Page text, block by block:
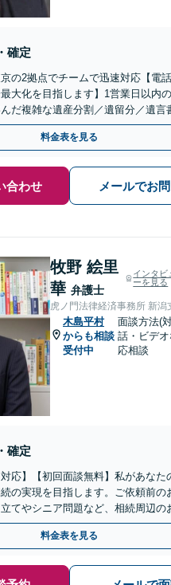
確定
京の2拠点でチームで迅速対応【電
大化を目指します】1営業日以内
だ複雑な遺産分割／遺留分／遺言
任せください」【休日相談あり】
料金表を見る
合わせ メールでお
牧野 絵里
華 弁護士
インタビ
ーを見る
虎ノ門法律経済事務所 新潟
木島平村
からも相談
受付中
面談方法(
話・ビデ
応相談
確定
対応】【初回面談無料】私があなた
の実現を目指します。ご依頼前の
てやシニア問題など、相続周辺の
対応】
料金表を見る